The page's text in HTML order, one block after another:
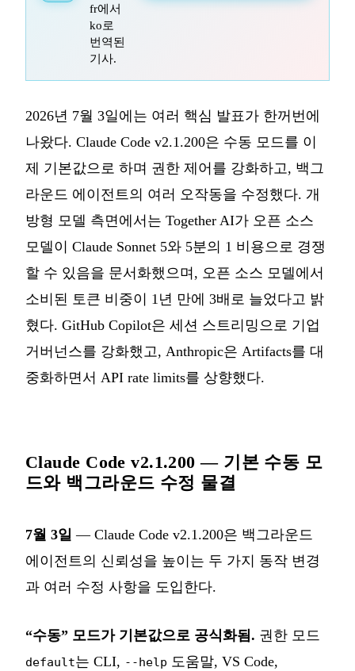
fr에서
ko로
번역된
기사.
2026년 7월 3일에는 여러 핵심 발표가 한꺼번에
나왔다. Claude Code v2.1.200은 수동 모드를 이
제 기본값으로 하며 권한 제어를 강화하고, 백그
라운드 에이전트의 여러 오작동을 수정했다. 개
방형 모델 측면에서는 Together AI가 오픈 소스
모델이 Claude Sonnet 5와 5분의 1 비용으로 경쟁
할 수 있음을 문서화했으며, 오픈 소스 모델에서
소비된 토큰 비중이 1년 만에 3배로 늘었다고 밝
혔다. GitHub Copilot은 세션 스트리밍으로 기업
거버넌스를 강화했고, Anthropic은 Artifacts를 대
중화하면서 API rate limits를 상향했다.
Claude Code v2.1.200 — 기본 수동 모
드와 백그라운드 수정 물결
7월 3일 — Claude Code v2.1.200은 백그라운드
에이전트의 신뢰성을 높이는 두 가지 동작 변경
과 여러 수정 사항을 도입한다.
“수동” 모드가 기본값으로 공식화됨. 권한 모드
default는 CLI, --help 도움말, VS Code,